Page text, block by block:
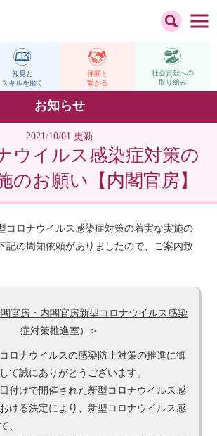
知見と
スキルを磨く
仲間と
繋がる
社会貢献への
取り組み
お知らせ
2021/10/01 更新
ウイルス感染症対策の
のお願い【内閣官房】
コロナウイルス感染症対策の着実な実施の
記の周知依頼がありましたので、ご案内致
官房・内閣官房新型コロナウイルス感染
症対策推進室）＞
ロナウイルスの感染防止対策の推進に御
て誠にありがとうございます。
付けで開催された新型コロナウイルス感
ける決定により、新型コロナウイルス感
、